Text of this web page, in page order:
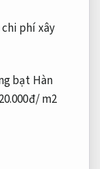
phí xây
bạt Hàn
m2